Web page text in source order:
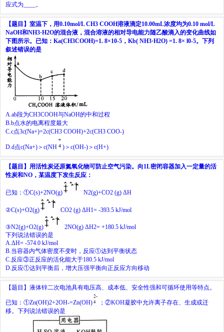
应式为
。
【题目】 室温下，用0.10mol/L CH3 COOH溶液滴定10.00mL浓度均为0.10 mol/L
NaOH和NH3·H2O的混合液，混合溶液的相对导电能力随乙酸滴入的变化曲线如
下图所示。已知： Ka(CH3COOH)=1. 8×10-5 ， Kb( NH3·H2O) =1. 8× l0-5。下列
叙述错误的是
A. ab段为CH3COOH与NaOH的中和过程
B. b点水的电离程度最大
C. c点3c(Na+)=2c(CH3 COOH)+2c(CH3 COO-)
D. d点c(Na+) ＞ c(NH ) ＞ c(OH-) ＞ c(H+)
【题目】 用活性炭还原氮氧化物可防止空气污染。向1L密闭容器加入一定量的活
性炭和NO ，某温度下发生反应：
已知：①C(s)+2NO(g) N2(g)+CO2 (g) ΔH
②C(s)+O2(g) CO2 (g) ΔH1= -393.5 kJ/mol
③N2(g)+O2(g) 2NO(g) ΔH2= +180.5 kJ/mol
下列说法错误的是
A. ΔH= -574.0 kJ/mol
B. 当容器内气体密度不变时，反应①达到平衡状态
C. 反应③正反应的活化能大于180.5 kJ/mol
D. 反应①达到平衡后，增大压强平衡向正反应方向移动
【题目】 液体锌二次电池具有电压高、成本低、安全性强和可循环使用等特点。
已知：①Zn(OH)2+2OH-=Zn(OH) ；②KOH凝胶中允许离子存在、生成或迁
移。下列说法错误的是